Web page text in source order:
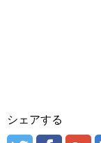
シェアする